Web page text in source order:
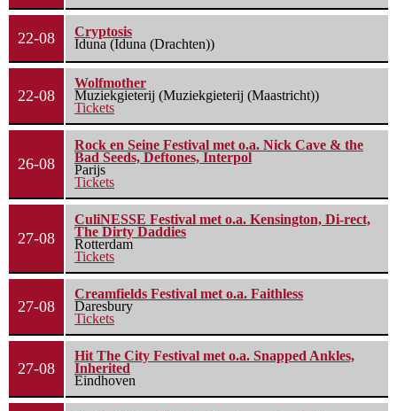
22-08
Cryptosis
Iduna (Iduna (Drachten))
22-08
Wolfmother
Muziekgieterij (Muziekgieterij (Maastricht))
Tickets
26-08
Rock en Seine Festival met o.a. Nick Cave & the
Bad Seeds, Deftones, Interpol
Parijs
Tickets
27-08
CuliNESSE Festival met o.a. Kensington, Di-rect,
The Dirty Daddies
Rotterdam
Tickets
27-08
Creamfields Festival met o.a. Faithless
Daresbury
Tickets
27-08
Hit The City Festival met o.a. Snapped Ankles,
Inherited
Eindhoven